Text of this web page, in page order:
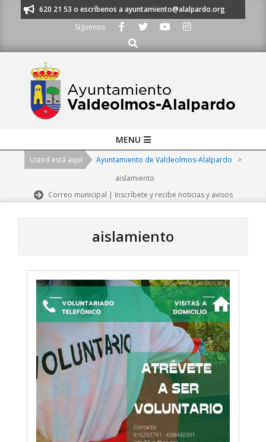
al 91 620 21 53 o escríbenos a ayuntamiento@alalpardo.org
Síguenos
Buscar
Navigation
MENU
Usted está aquí Ayuntamiento de Valdeolmos-Alalpardo
>
aislamiento
Correo municipal | Inscríbete y recibe noticias y avisos
aislamiento